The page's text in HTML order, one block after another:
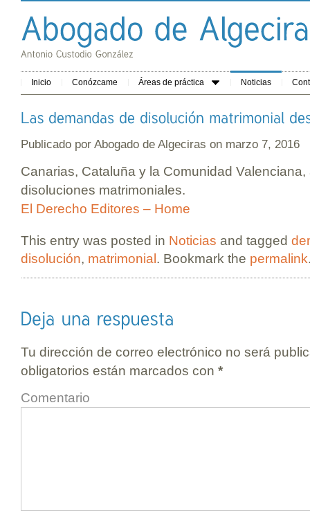
Inicio Conózcame Áreas de práctica Noticias
Publicado por Abogado de Algeciras on marzo 7,
Canarias, Cataluña y la Comunidad
disoluciones matrimoniales.
El Derecho Editores – Home
This entry was posted in Noticias and tagged
disolución, matrimonial . Bookmark the permalink
Tu dirección de correo electrónico no será
obligatorios están marcados con *
Comentario